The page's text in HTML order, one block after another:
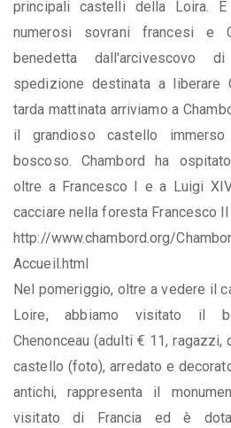
principali castelli della Loira.
numerosi sovrani francesi e
benedetta dall'arcivescovo
spedizione destinata a liberare
tarda mattinata arriviamo a
il grandioso castello
boscoso. Chambord ha
oltre a Francesco I e a Luigi
cacciare nella foresta Francesco II
http://www.chambord.org/
Accueil.html
Nel pomeriggio, oltre a vedere il
Loire, abbiamo visitato il
Chenonceau (adulti € 11, ragazzi,
castello (foto), arredato e
antichi, rappresenta il
visitato di Francia ed è